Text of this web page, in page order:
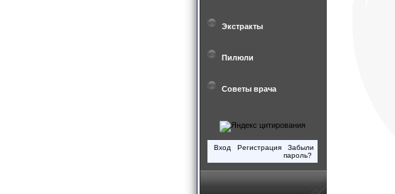
Экстракты
Пилюли
Советы врача
Вход Регистрация
Забыли
пароль?